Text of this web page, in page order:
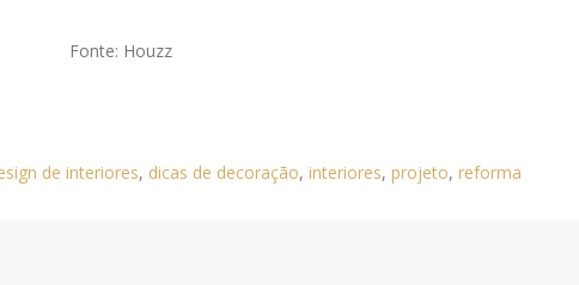
Fonte: Houzz
de interiores, dicas de decoração, interiores, projeto, reforma